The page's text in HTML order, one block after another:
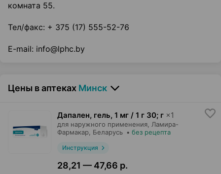
комната 55.
Тел/факс: + 375 (17) 555-52-76
E-mail: info@lphc.by
Цены в аптеках Минск
Дапален, гель, 1 мг / 1 г 30; г ×1
для наружного применения, Ламира-
Фармакар, Беларусь • без рецепта
Инструкция
28,21 — 47,66 р.